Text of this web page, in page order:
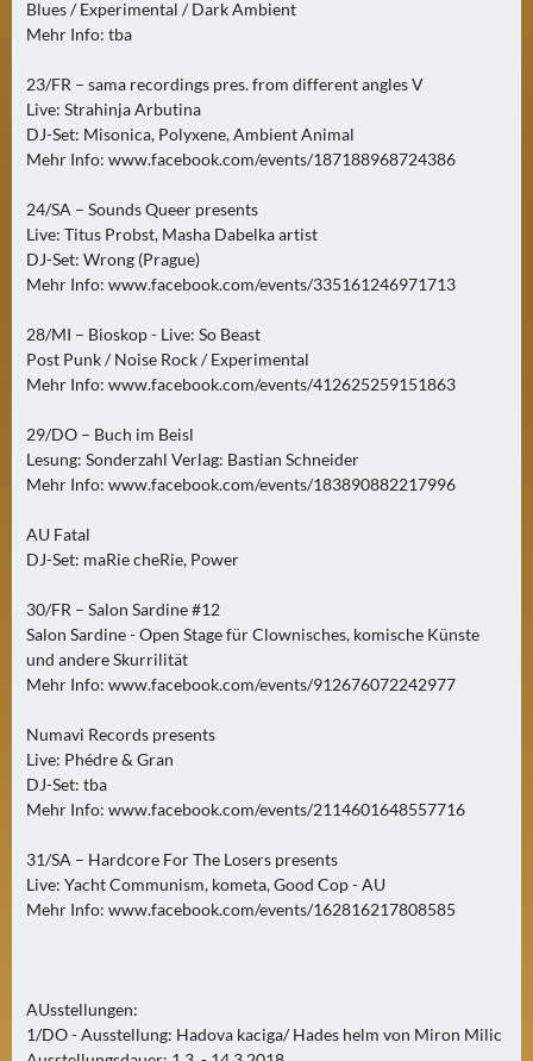
E
R
0
)
Blues / Experimental / Dark Ambient
Mehr Info: tba
23/FR – sama recordings pres. from different angles V
Live: Strahinja Arbutina
DJ-Set: Misonica, Polyxene, Ambient Animal
Mehr Info: www.facebook.com/events/187188968724386
24/SA – Sounds Queer presents
Live: Titus Probst, Masha Dabelka artist
DJ-Set: Wrong (Prague)
Mehr Info: www.facebook.com/events/335161246971713
28/MI – Bioskop - Live: So Beast
Post Punk / Noise Rock / Experimental
Mehr Info: www.facebook.com/events/412625259151863
29/DO – Buch im Beisl
Lesung: Sonderzahl Verlag: Bastian Schneider
Mehr Info: www.facebook.com/events/183890882217996
AU Fatal
DJ-Set: maRie cheRie, Power
30/FR – Salon Sardine #12
Salon Sardine - Open Stage für Clownisches, komische Künste
und andere Skurrilität
Mehr Info: www.facebook.com/events/912676072242977
Numavi Records presents
Live: Phédre & Gran
DJ-Set: tba
Mehr Info: www.facebook.com/events/2114601648557716
31/SA – Hardcore For The Losers presents
Live: Yacht Communism, kometa, Good Cop - AU
Mehr Info: www.facebook.com/events/162816217808585
AUsstellungen:
1/DO - Ausstellung: Hadova kaciga/ Hades helm von Miron Milic